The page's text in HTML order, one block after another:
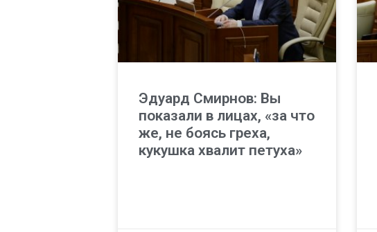
Эдуард Смирнов: Вы
показали в лицах, «за что
же, не боясь греха,
кукушка хвалит петуха»